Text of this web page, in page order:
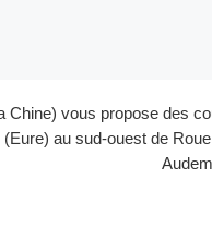
vous propose des
au sud-ouest de